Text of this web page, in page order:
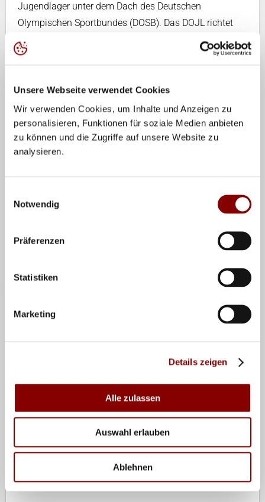
Unsere Webseite verwendet Cookies
Wir verwenden Cookies, um Inhalte und Anzeigen zu
personalisieren, Funktionen für soziale Medien anbieten
zu können und die Zugriffe auf unsere Website zu
analysieren.
Notwendig
Präferenzen
Statistiken
Marketing
Details zeigen
Alle zulassen
Auswahl erlauben
Ablehnen
Jugendlager unter dem Dach des Deutschen
Olympischen Sportbundes (DOSB). Das DOJL richtet
sich an Nachwuchsleistungssportler*innen und/oder
junge Engagierte im Sport und soll die Jugendlichen
ihre weitere sportliche Laufbahn beziehungsweise das
ehrenamtliche Engagement motivieren.
Weitere Informationen zum DOJL, die beiden
Ausschreibungen für die Teilnehmer*innen und das
VERWANDTE NEWS
Das passiert diese Woche!